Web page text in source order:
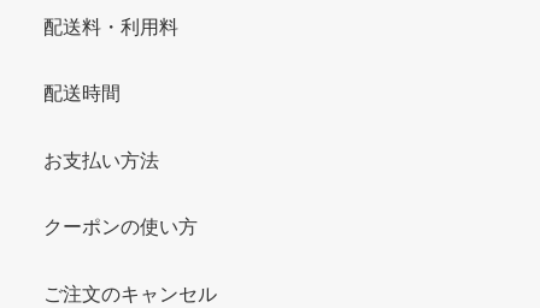
配送料・利用料
配送時間
お支払い方法
クーポンの使い方
ご注文のキャンセル